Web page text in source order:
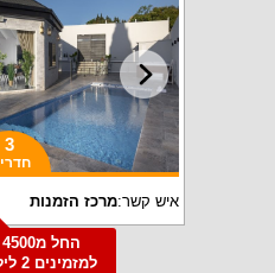
3
איש קשר:מרכז הזמנות